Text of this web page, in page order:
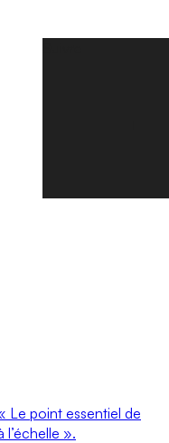
Le point essentiel de
l’échelle ».